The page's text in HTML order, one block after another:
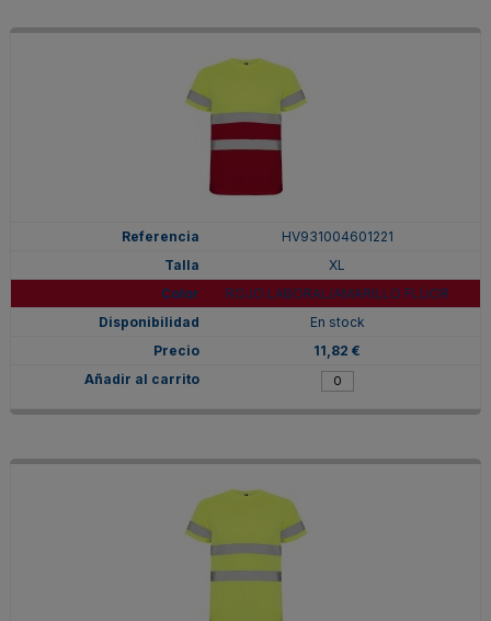
HV931004601221
XL
ROJO LABORAL/AMARILLO FLÚOR
En stock
11,82 €